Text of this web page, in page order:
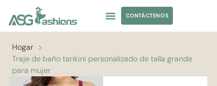
CONTÁCTENOS
Hogar >
Traje de baño tankini personalizado de talla grande
para mujer